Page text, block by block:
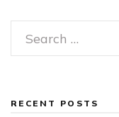
Search
for:
RECENT POSTS